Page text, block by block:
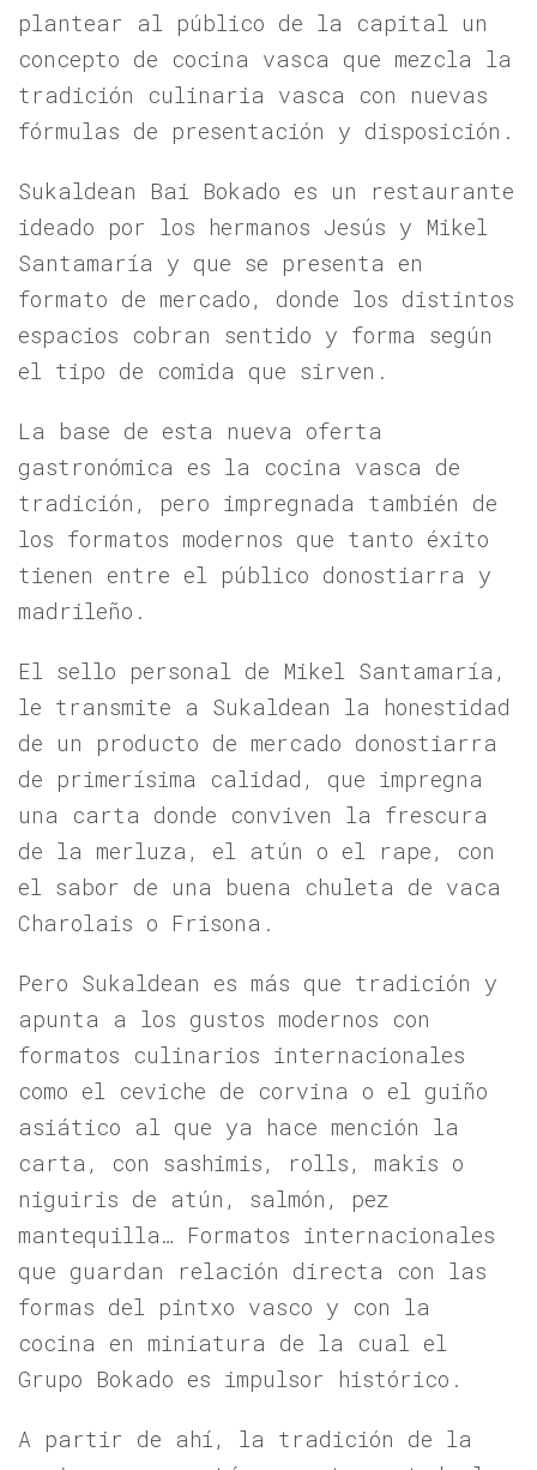
plantear al público de la capital un
concepto de cocina vasca que mezcla la
tradición culinaria vasca con nuevas
fórmulas de presentación y disposición.
Sukaldean Bai Bokado es un restaurante
ideado por los hermanos Jesús y Mikel
Santamaría y que se presenta en
formato de mercado, donde los distintos
espacios cobran sentido y forma según
el tipo de comida que sirven.
La base de esta nueva oferta
gastronómica es la cocina vasca de
tradición, pero impregnada también de
los formatos modernos que tanto éxito
tienen entre el público donostiarra y
madrileño.
El sello personal de Mikel Santamaría,
le transmite a Sukaldean la honestidad
de un producto de mercado donostiarra
de primerísima calidad, que impregna
una carta donde conviven la frescura
de la merluza, el atún o el rape, con
el sabor de una buena chuleta de vaca
Charolais o Frisona.
Pero Sukaldean es más que tradición y
apunta a los gustos modernos con
formatos culinarios internacionales
como el ceviche de corvina o el guiño
asiático al que ya hace mención la
carta, con sashimis, rolls, makis o
niguiris de atún, salmón, pez
mantequilla… Formatos internacionales
que guardan relación directa con las
formas del pintxo vasco y con la
cocina en miniatura de la cual el
Grupo Bokado es impulsor histórico.
A partir de ahí, la tradición de la